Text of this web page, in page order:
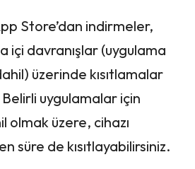
Store’dan indirmeler,
içi davranışlar (uygulama
üzerinde kısıtlamalar
uygulamalar için
olmak üzere, cihazı
süre de kısıtlayabilirsiniz.